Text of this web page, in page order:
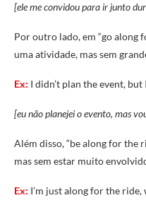
[ele me convidou para ir junto
Por outro lado, em “go along
uma atividade, mas sem
Ex: I didn’t plan the event,
[eu não planejei o evento, mas
Além disso, “be along for the
mas sem estar muito
Ex: I’m just along for the